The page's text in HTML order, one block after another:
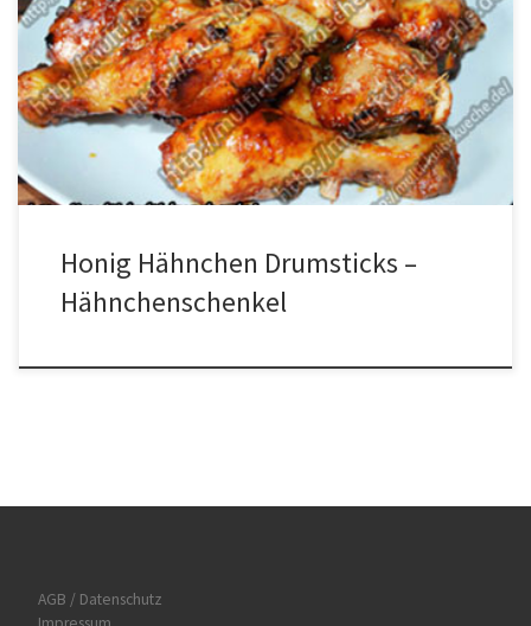
Tomatenketchup1 TL Sojasoße1 KnoblauchzeheLauchzwiebeln
Zubereitung Die Zwiebeln in Ringe schneiden und den Knobi
pressen. Für die Marinade den Honig mit dem Ketchup, der
Sojasauce und dem Knobi verrühren. Dann die Zwiebeln
dazugeben und noch mal alles vermischen. Die Schenkel
waschen, abtrocknen, mit […]
Honig Hähnchen Drumsticks –
Hähnchenschenkel
AGB / Datenschutz